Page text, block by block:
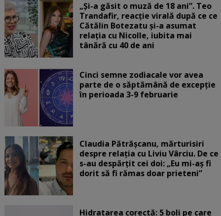
„Și-a găsit o muză de 18 ani”. Teo
Trandafir, reacție virală după ce ce
Cătălin Botezatu și-a asumat
relația cu Nicolle, iubita mai
tânără cu 40 de ani
Cinci semne zodiacale vor avea
parte de o săptămână de excepție
în perioada 3-9 februarie
Claudia Pătrășcanu, mărturisiri
despre relația cu Liviu Vârciu. De ce
s-au despărțit cei doi: „Eu mi-aș fi
dorit să fi rămas doar prieteni”
Hidratarea corectă: 5 boli pe care